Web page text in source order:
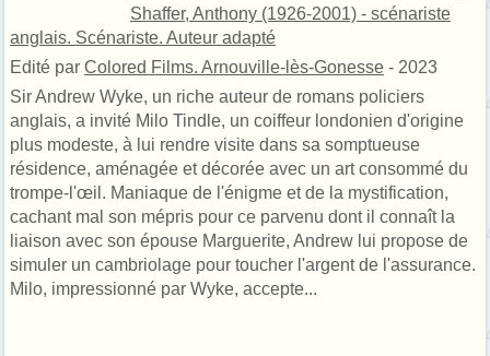
Shaffer, Anthony (1926-2001) - scénariste
anglais. Scénariste. Auteur adapté
Edité par Colored Films. Arnouville-lès-Gonesse - 2023
Sir Andrew Wyke, un riche auteur de romans policiers
anglais, a invité Milo Tindle, un coiffeur londonien d'origine
plus modeste, à lui rendre visite dans sa somptueuse
résidence, aménagée et décorée avec un art consommé du
trompe-l'œil. Maniaque de l'énigme et de la mystification,
cachant mal son mépris pour ce parvenu dont il connaît la
liaison avec son épouse Marguerite, Andrew lui propose de
simuler un cambriolage pour toucher l'argent de l'assurance.
Milo, impressionné par Wyke, accepte...